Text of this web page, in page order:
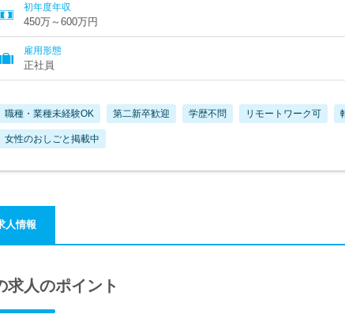
初年度年収
450万～600万円
雇用形態
正社員
職種・業種未経験OK 第二新卒歓迎 学歴不問 リモートワーク可
女性のおしごと掲載中
人情報
求人のポイント